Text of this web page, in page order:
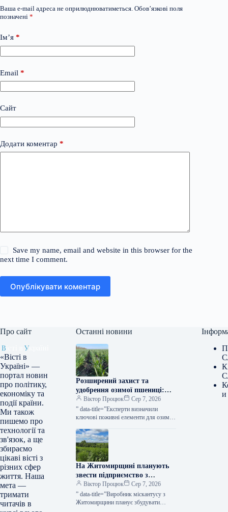
Ваша e-mail адреса не оприлюднюватиметься. Обов’язкові поля
позначені *
Ім’я *
Email *
Сайт
Додати коментар *
Save my name, email and website in this browser for the
next time I comment.
Опублікувати коментар
Про сайт
«Вісті в
Україні» —
портал новин
про політику,
економіку та
події країни.
Ми також
пишемо про
технології та
зв'язок, а ще
збираємо
цікаві вісті з
різних сфер
життя. Наша
мета —
тримати
читачів в
Останні новини
Розширений захист та
удобрення озимої пшениці:
поради від Ukravit —
КУРКУЛЬ
Віктор Процюк
Сер 7, 2026
” data-title=”Експерти визначили
ключові поживні елементи для озимої
url=”https://kurkul.com/news/41865-
fahivtsi-nazvali-klyuchovi-elementi-
jivlennya-ozimoyi-pshenitsi-voseni”>
Експерти визначили ключові поживні
елементи для озимої пшениці восени…
На Житомирщині планують
звести підприємство з
переробки міскантусу —
КУРКУЛЬ
Віктор Процюк
Сер 7, 2026
” data-title=”Виробник міскантусу з
Житомирщини планує збудувати
и